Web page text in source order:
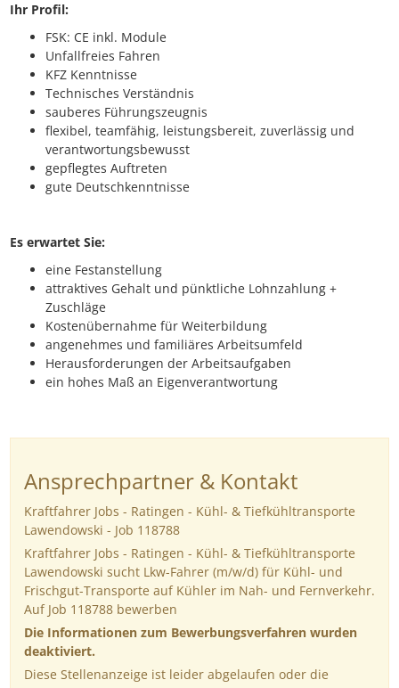
Ihr Profil:
FSK: CE inkl. Module
Unfallfreies Fahren
KFZ Kenntnisse
Technisches Verständnis
sauberes Führungszeugnis
flexibel, teamfähig, leistungsbereit, zuverlässig und
verantwortungsbewusst
gepflegtes Auftreten
gute Deutschkenntnisse
Es erwartet Sie:
eine Festanstellung
attraktives Gehalt und pünktliche Lohnzahlung +
Zuschläge
Kostenübernahme für Weiterbildung
angenehmes und familiäres Arbeitsumfeld
Herausforderungen der Arbeitsaufgaben
ein hohes Maß an Eigenverantwortung
Ansprechpartner & Kontakt
Kraftfahrer Jobs - Ratingen - Kühl- & Tiefkühltransporte
Lawendowski - Job 118788
Kraftfahrer Jobs - Ratingen - Kühl- & Tiefkühltransporte
Lawendowski sucht Lkw-Fahrer (m/w/d) für Kühl- und
Frischgut-Transporte auf Kühler im Nah- und Fernverkehr.
Auf Job 118788 bewerben
Die Informationen zum Bewerbungsverfahren wurden
deaktiviert.
Diese Stellenanzeige ist leider abgelaufen oder die